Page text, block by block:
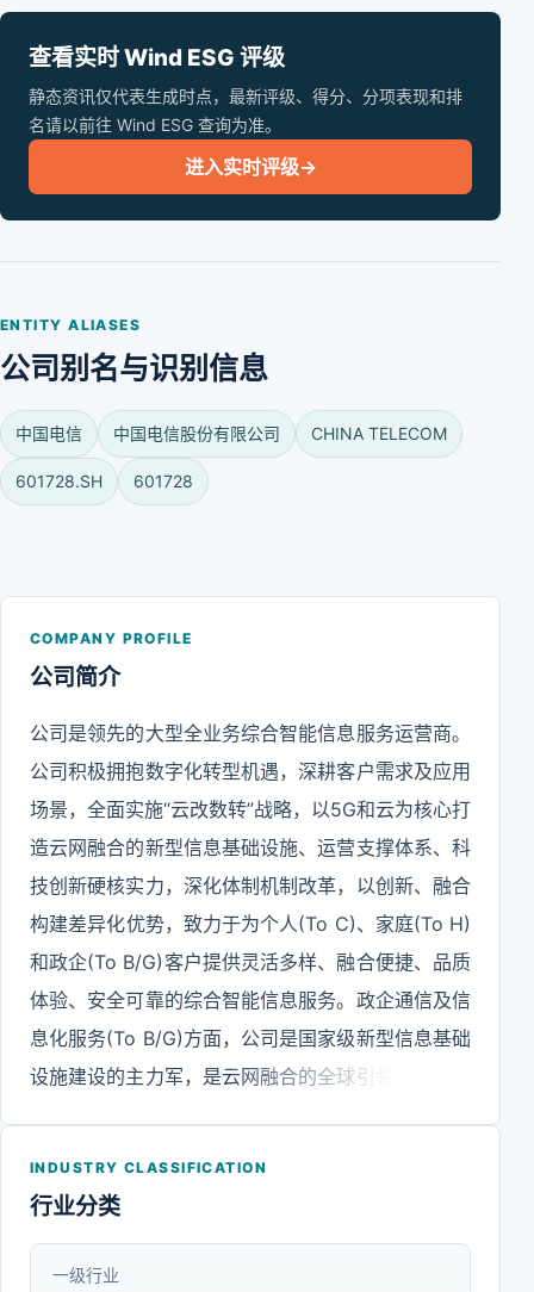
查看实时 Wind ESG 评级
静态资讯仅代表生成时点，最新评级、得分、分项表现和排
名请以前往 Wind ESG 查询为准。
进入实时评级→
ENTITY ALIASES
公司别名与识别信息
中国电信 中国电信股份有限公司 CHINA TELECOM
601728.SH 601728
COMPANY PROFILE
公司简介
公司是领先的大型全业务综合智能信息服务运营商。
公司积极拥抱数字化转型机遇，深耕客户需求及应用
场景，全面实施“云改数转”战略，以5G和云为核心打
造云网融合的新型信息基础设施、运营支撑体系、科
技创新硬核实力，深化体制机制改革，以创新、融合
构建差异化优势，致力于为个人(To C)、家庭(To H)
和政企(To B/G)客户提供灵活多样、融合便捷、品质
体验、安全可靠的综合智能信息服务。政企通信及信
息化服务(To B/G)方面，公司是国家级新型信息基础
设施建设的主力军，是云网融合的全球引领者。公司
服务提供商。凭借雄厚的云网资源和产业数字化领域
“云、网、边、端、安、用”等数字经济要素和AI、物
INDUSTRY CLASSIFICATION
行业分类
一级行业